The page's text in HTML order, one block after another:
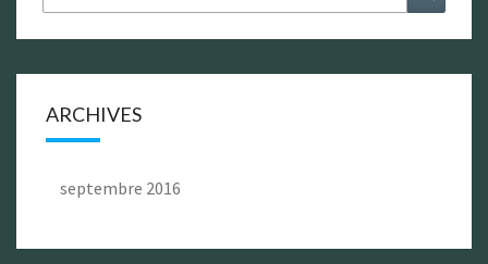
for:
ARCHIVES
septembre 2016